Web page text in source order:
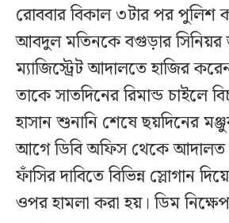
রোববার বিকাল ৩টার পর পুলিশ
আবদুল মতিনকে বগুড়ার সিনিয়র
ম্যাজিস্ট্রেট আদালতে হাজির
তাকে সাতদিনের রিমান্ড চাইলে
হাসান শুনানি শেষে ছয়দিনের
আগে ডিবি অফিস থেকে আদালত
ফাঁসির দাবিতে বিভিন্ন স্লোগান
ওপর হামলা করা হয়। ডিম